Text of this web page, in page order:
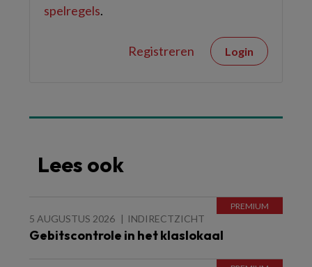
spelregels.
Registreren Login
Lees ook
5 AUGUSTUS 2026 INDIRECTZICHT
Gebitscontrole in het klaslokaal